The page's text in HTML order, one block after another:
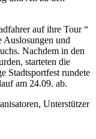
auf ihre Tour “
Auslosungen und
Nachdem in den
starteten die
Stadtsportfest rundete
am 24.09. ab.
Unterstützer